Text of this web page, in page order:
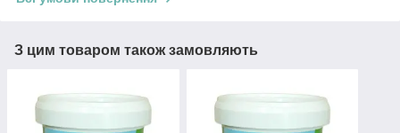
З цим товаром також замовляють